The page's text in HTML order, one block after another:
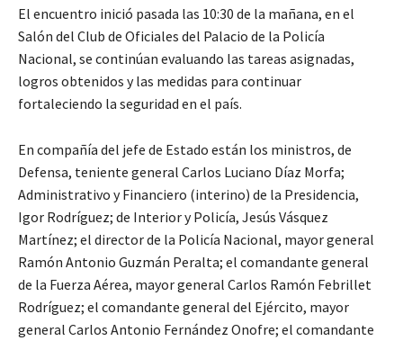
El encuentro inició pasada las 10:30 de la mañana, en el
Salón del Club de Oficiales del Palacio de la Policía
Nacional, se continúan evaluando las tareas asignadas,
logros obtenidos y las medidas para continuar
fortaleciendo la seguridad en el país.
En compañía del jefe de Estado están los ministros, de
Defensa, teniente general Carlos Luciano Díaz Morfa;
Administrativo y Financiero (interino) de la Presidencia,
Igor Rodríguez; de Interior y Policía, Jesús Vásquez
Martínez; el director de la Policía Nacional, mayor general
Ramón Antonio Guzmán Peralta; el comandante general
de la Fuerza Aérea, mayor general Carlos Ramón Febrillet
Rodríguez; el comandante general del Ejército, mayor
general Carlos Antonio Fernández Onofre; el comandante